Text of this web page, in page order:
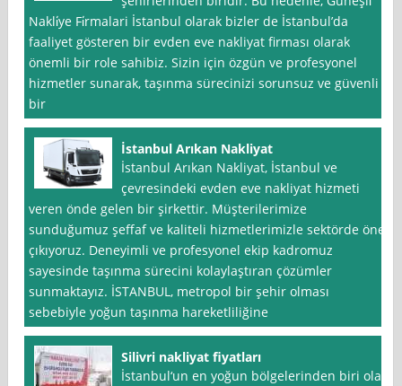
Nakli̇ye Fi̇rmalari İstanbul olarak bizler de İstanbul’da
faaliyet gösteren bir evden eve nakliyat firması olarak
önemli bir role sahibiz. Sizin için özgün ve profesyonel
hizmetler sunarak, taşınma sürecinizi sorunsuz ve güvenli
bir
İstanbul Arıkan Nakliyat
İstanbul Arıkan Nakliyat, İstanbul ve
çevresindeki evden eve nakliyat hizmeti
veren önde gelen bir şirkettir. Müşterilerimize
sunduğumuz şeffaf ve kaliteli hizmetlerimizle sektörde öne
çıkıyoruz. Deneyimli ve profesyonel ekip kadromuz
sayesinde taşınma sürecini kolaylaştıran çözümler
sunmaktayız. İSTANBUL, metropol bir şehir olması
sebebiyle yoğun taşınma hareketliliğine
Silivri nakliyat fiyatları
İstanbul‘un en yoğun bölgelerinden biri olan